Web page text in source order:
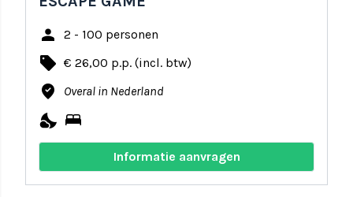
person 2 - 100 personen
local_offer € 26,00 p.p. (incl. btw)
where_to_vote Overal in Nederland
nights_stay bed
Informatie aanvragen